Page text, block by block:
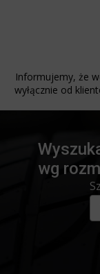
Informujemy, że
wyłącznie od
wg